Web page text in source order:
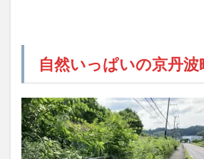
自然いっぱいの京丹波